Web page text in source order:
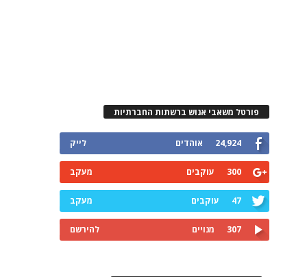
פורטל משאבי אנוש ברשתות החברתיות
24,924 אוהדים לייק
300 עוקבים מעקב
47 עוקבים מעקב
307 מנויים להירשם